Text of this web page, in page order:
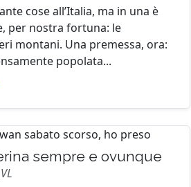
cose all’Italia, ma in una è
per nostra fortuna: le
montani. Una premessa, ora:
popolata...
sempre e ovunque